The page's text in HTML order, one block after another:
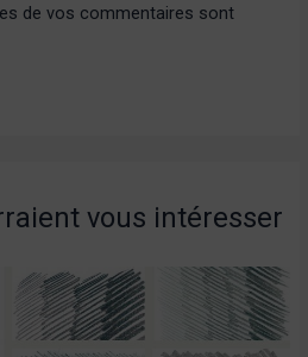
de vos commentaires sont
vous intéresser